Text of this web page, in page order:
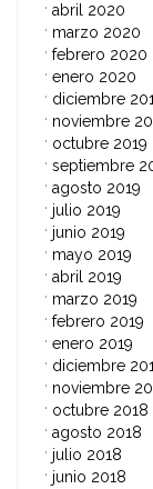
abril 2020
marzo 2020
febrero 2020
enero 2020
diciembre
noviembre
octubre 2019
septiembre
agosto 2019
julio 2019
junio 2019
mayo 2019
abril 2019
marzo 2019
febrero 2019
enero 2019
diciembre
noviembre
octubre 2018
agosto 2018
julio 2018
junio 2018